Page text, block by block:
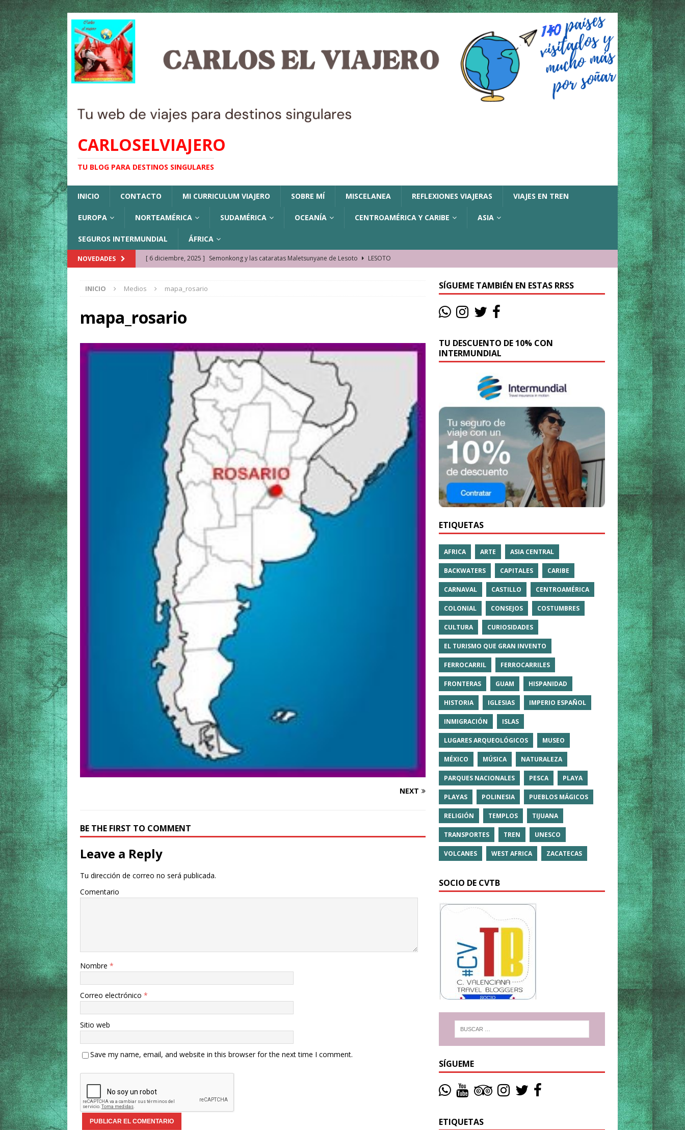
CARLOSELVIAJERO
TU BLOG PARA DESTINOS SINGULARES
INICIO CONTACTO MI CURRICULUM VIAJERO SOBRE MÍ MISCELANEA REFLEXIONES VIAJERAS VIAJES EN TREN
EUROPA NORTEAMÉRICA SUDAMÉRICA OCEANÍA CENTROAMÉRICA Y CARIBE ASIA
SEGUROS INTERMUNDIAL ÁFRICA
NOVEDADES [ 6 diciembre, 2025 ] Semonkong y las cataratas Maletsunyane de Lesoto
LESOTO
KAZAJISTÁN
[ 22 noviembre, 2025 ]
[ 9 octubre, 2025 ] JAMAICA. La historia de la misteriosa avioneta de la playa
JAMAICA
[ 27 septiembre, 2025 ] Cómo moverse en Seychelles de manera sostenible
[ 3 agosto, 2025 ]
Qué ver en Manama. La capital de Baréin
BARÉIN
[ 15 marzo, 2026 ] Ela Nguema. El barrio más castizo de Malabo GUINEA ECUATORIAL
INICIO Medios mapa_rosario
mapa_rosario
NEXT
BE THE FIRST TO COMMENT
Leave a Reply
Tu dirección de correo no será publicada.
Comentario
Nombre *
Correo electrónico *
Sitio web
Save my name, email, and website in this browser for the next time I comment.
SÍGUEME TAMBIÉN EN ESTAS RRSS
TU DESCUENTO DE 10% CON
INTERMUNDIAL
ETIQUETAS
AFRICA ARTE ASIA CENTRAL
BACKWATERS CAPITALES CARIBE
CARNAVAL CASTILLO CENTROAMÉRICA
COLONIAL CONSEJOS COSTUMBRES
CULTURA CURIOSIDADES
EL TURISMO QUE GRAN INVENTO
FERROCARRIL FERROCARRILES
FRONTERAS GUAM HISPANIDAD
HISTORIA IGLESIAS IMPERIO ESPAÑOL
INMIGRACIÓN ISLAS
LUGARES ARQUEOLÓGICOS MUSEO
MÉXICO MÚSICA NATURALEZA
PARQUES NACIONALES PESCA PLAYA
PLAYAS POLINESIA PUEBLOS MÁGICOS
RELIGIÓN TEMPLOS TIJUANA
TRANSPORTES TREN UNESCO
VOLCANES WEST AFRICA ZACATECAS
SOCIO DE CVTB
SÍGUEME
ETIQUETAS